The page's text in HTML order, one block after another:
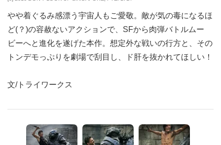
やや着ぐるみ感漂う宇宙人もご愛敬。敵が気の毒になるほ
ど(？)の容赦ないアクションで、SFから肉弾バトルムー
ビーへと進化を遂げた本作。想定外な戦いの行方と、その
トンデモっぷりを劇場で刮目し、ド肝を抜かれてほしい！
文/トライワークス